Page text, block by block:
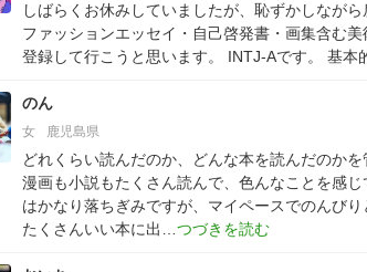
しばらくお休みしていましたが、恥ずかしなが
ファッションエッセイ・自己啓発書・画集含む美
登録して行こうと思います。
INTJ-Aです。 基本
のん
女 鹿児島県
どれくらい読んだのか、どんな本を読んだのか
漫画も小説もたくさん読んで、色んなことを感じ
はかなり落ちぎみですが、マイペースでのんびり
たくさんいい本に出